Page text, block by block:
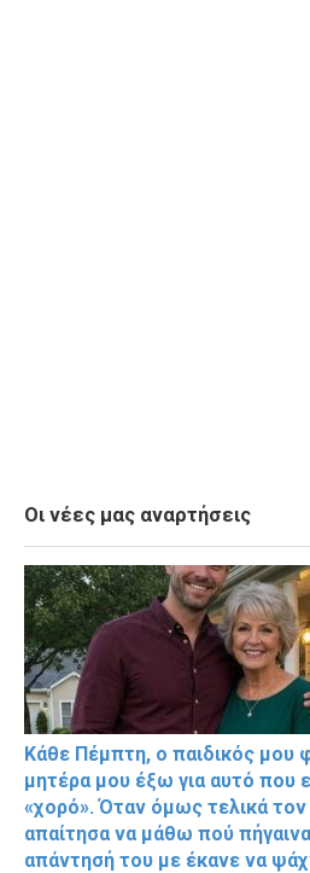
Οι νέες μας αναρτήσεις
Κάθε Πέμπτη, ο παιδικός μου
μητέρα μου έξω για αυτό που
«χορό». Όταν όμως τελικά τον
απαίτησα να μάθω πού
απάντησή του με έκανε να